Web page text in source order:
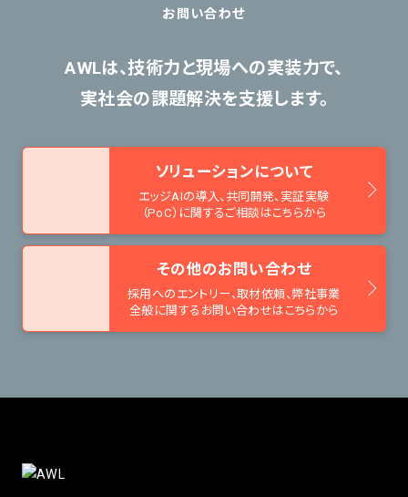
お問い合わせ
AWLは、技術力と現場への実装力で、
実社会の課題解決を支援します。
ソリューションについて
エッジAIの導入、共同開発、 実証実験
（PoC）に関するご相談はこちらから
その他のお問い合わせ
採用へのエントリー、取材依頼、弊社事業
全般に関するお問い合わせはこちらから